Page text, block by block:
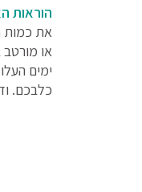
הוראות
ימים
כלבכם.